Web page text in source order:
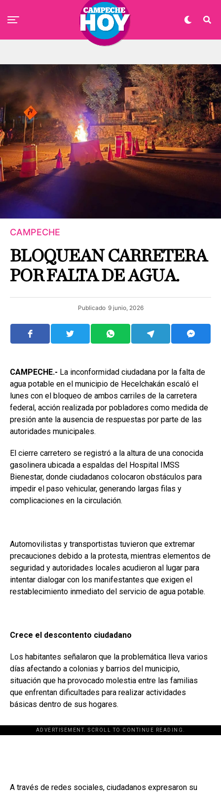
CAMPECHE
BLOQUEAN CARRETERA
POR FALTA DE AGUA.
Publicado 9 junio, 2026
CAMPECHE.- La inconformidad ciudadana por la falta de
agua potable en el municipio de Hecelchakán escaló el
lunes con el bloqueo de ambos carriles de la carretera
federal, acción realizada por pobladores como medida de
presión ante la ausencia de respuestas por parte de las
autoridades municipales.
El cierre carretero se registró a la altura de una conocida
gasolinera ubicada a espaldas del Hospital IMSS
Bienestar, donde ciudadanos colocaron obstáculos para
impedir el paso vehicular, generando largas filas y
complicaciones en la circulación.
Automovilistas y transportistas tuvieron que extremar
precauciones debido a la protesta, mientras elementos de
seguridad y autoridades locales acudieron al lugar para
intentar dialogar con los manifestantes que exigen el
restablecimiento inmediato del servicio de agua potable.
Crece el descontento ciudadano
Los habitantes señalaron que la problemática lleva varios
días afectando a colonias y barrios del municipio,
situación que ha provocado molestia entre las familias
que enfrentan dificultades para realizar actividades
básicas dentro de sus hogares.
ADVERTISEMENT. SCROLL TO CONTINUE READING.
A través de redes sociales, ciudadanos expresaron su